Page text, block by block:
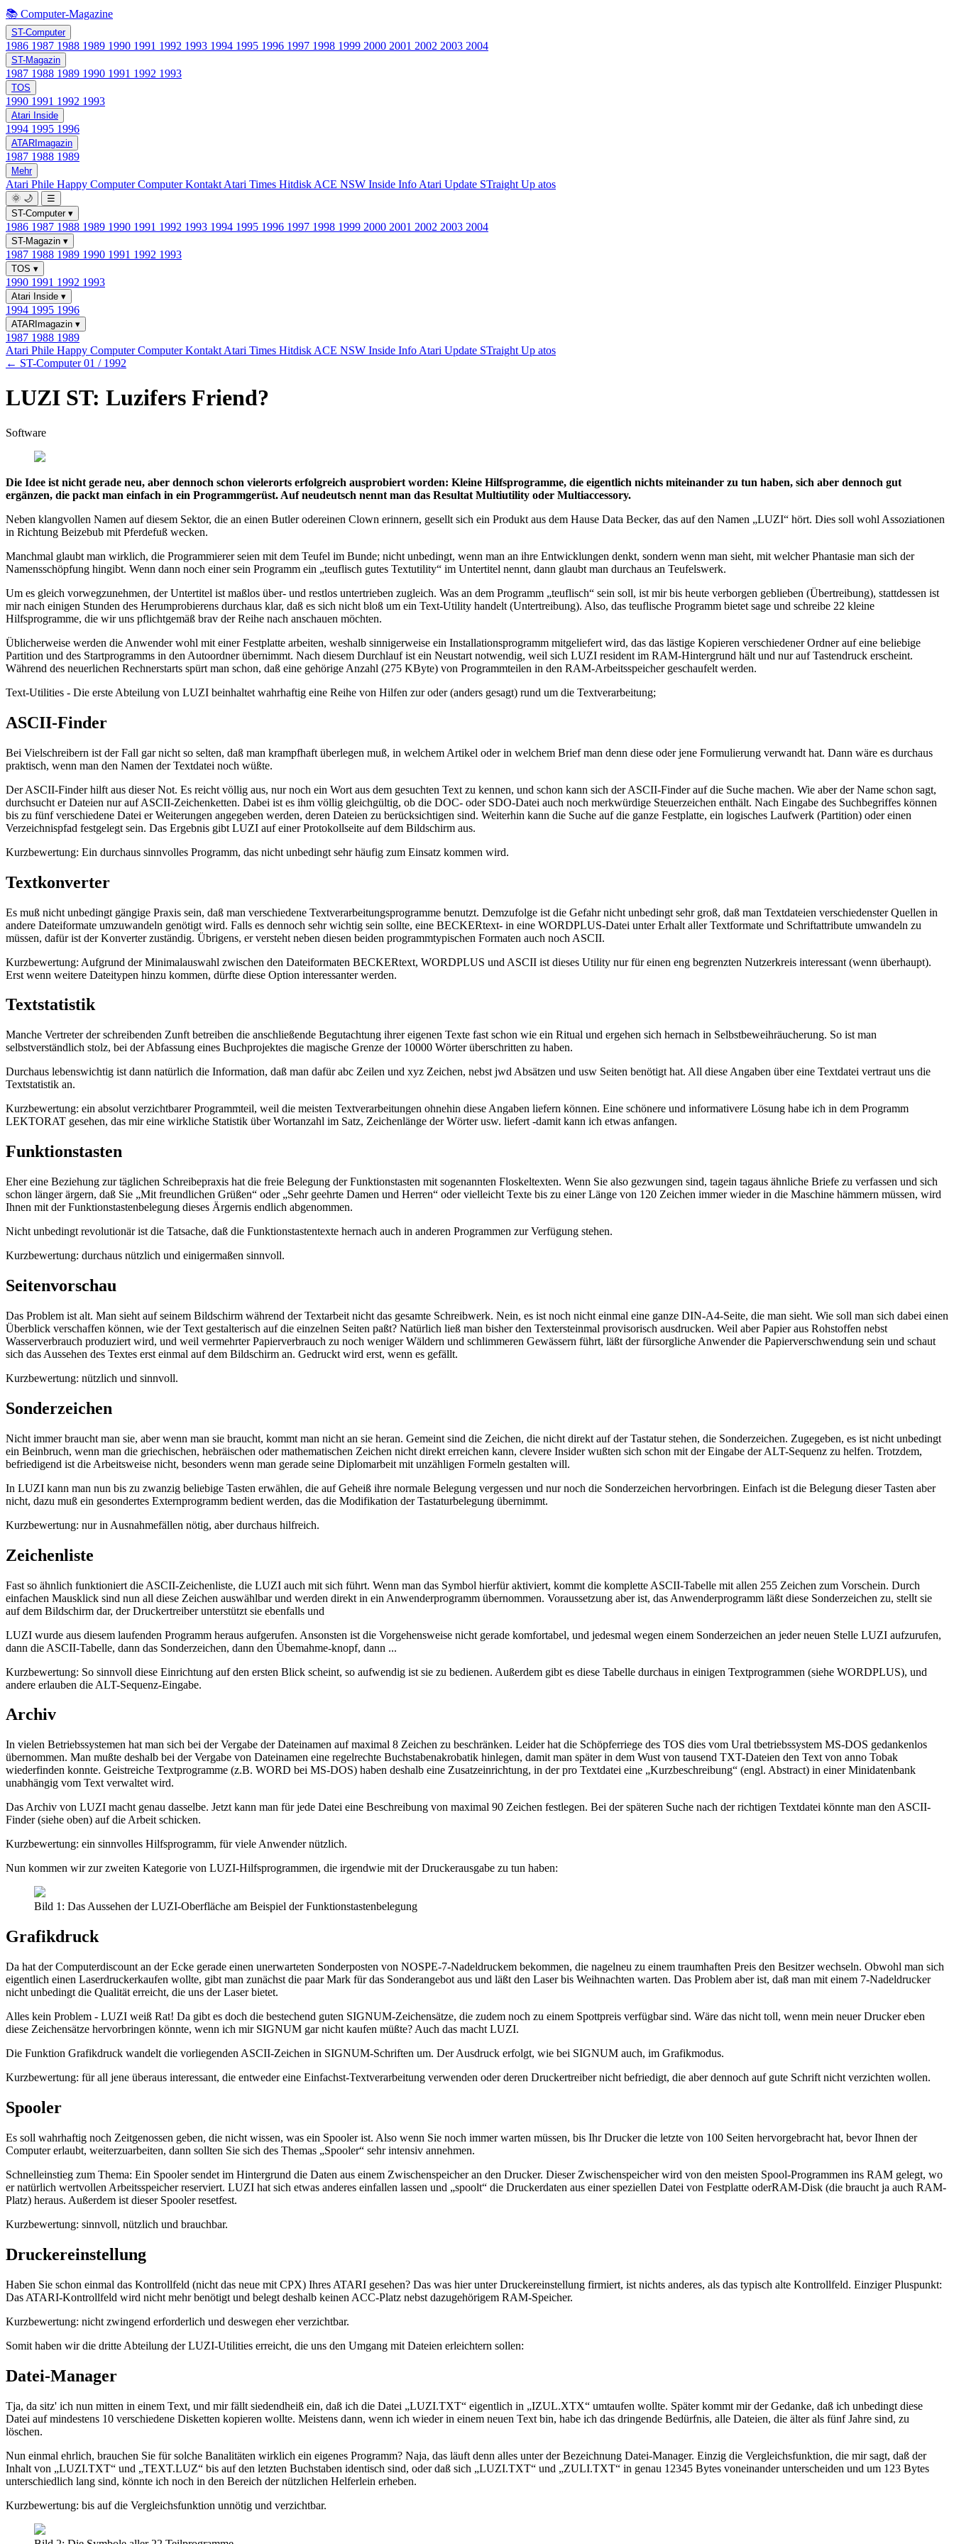
📚 Computer-Magazine
ST-Computer
1986 1987 1988 1989 1990 1991 1992 1993 1994 1995 1996 1997 1998 1999 2000 2001 2002 2003 2004
ST-Magazin
1987 1988 1989 1990 1991 1992 1993
TOS
1990 1991 1992 1993
Atari Inside
1994 1995 1996
ATARImagazin
1987 1988 1989
Mehr
Atari Phile Happy ComputerComputer Kontakt Atari Times Hitdisk ACE NSW Inside Info Atari Update STraight Up atos
🌞 🌙
☰
ST-Computer ▾
1986 1987 1988 1989 1990 1991 1992 1993 1994 1995 1996 1997 1998 1999 2000 2001 2002 2003 2004
ST-Magazin ▾
1987 1988 1989 1990 1991 1992 1993
TOS ▾
1990 1991 1992 1993
Atari Inside ▾
1994 1995 1996
ATARImagazin ▾
1987 1988 1989
Atari Phile Happy ComputerComputer Kontakt Atari Times Hitdisk ACE NSW Inside Info Atari Update STraight Up atos
← ST-Computer 01 / 1992
LUZI ST: Luzifers Friend?
Software
Die Idee ist nicht gerade neu, aber dennoch schon vielerorts erfolgreich ausprobiert worden: Kleine Hilfsprogramme, die eigentlich nichts miteinander zu tun haben, sich aber dennoch gut
ergänzen, die packt man einfach in ein Programmgerüst. Auf neudeutsch nennt man das Resultat Multiutility oder Multiaccessory.
Neben klangvollen Namen auf diesem Sektor, die an einen Butler odereinen Clown erinnern, gesellt sich ein Produkt aus dem Hause Data Becker, das auf den Namen „LUZI“ hört. Dies soll wohl Assoziationen
in Richtung Beizebub mit Pferdefuß wecken.
Manchmal glaubt man wirklich, die Programmierer seien mit dem Teufel im Bunde; nicht unbedingt, wenn man an ihre Entwicklungen denkt, sondern wenn man sieht, mit welcher Phantasie man sich der
Namensschöpfung hingibt. Wenn dann noch einer sein Programm ein „teuflisch gutes Textutility“ im Untertitel nennt, dann glaubt man durchaus an Teufelswerk.
Um es gleich vorwegzunehmen, der Untertitel ist maßlos über- und restlos untertrieben zugleich. Was an dem Programm „teuflisch“ sein soll, ist mir bis heute verborgen geblieben (Übertreibung), stattdessen ist
mir nach einigen Stunden des Herumprobierens durchaus klar, daß es sich nicht bloß um ein Text-Utility handelt (Untertreibung). Also, das teuflische Programm bietet sage und schreibe 22 kleine
Hilfsprogramme, die wir uns pflichtgemäß brav der Reihe nach anschauen möchten.
Üblicherweise werden die Anwender wohl mit einer Festplatte arbeiten, weshalb sinnigerweise ein Installationsprogramm mitgeliefert wird, das das lästige Kopieren verschiedener Ordner auf eine beliebige
Partition und des Startprogramms in den Autoordner übernimmt. Nach diesem Durchlauf ist ein Neustart notwendig, weil sich LUZI resident im RAM-Hintergrund hält und nur auf Tastendruck erscheint.
Während des neuerlichen Rechnerstarts spürt man schon, daß eine gehörige Anzahl (275 KByte) von Programmteilen in den RAM-Arbeitsspeicher geschaufelt werden.
Text-Utilities - Die erste Abteilung von LUZI beinhaltet wahrhaftig eine Reihe von Hilfen zur oder (anders gesagt) rund um die Textverarbeitung;
ASCII-Finder
Bei Vielschreibern ist der Fall gar nicht so selten, daß man krampfhaft überlegen muß, in welchem Artikel oder in welchem Brief man denn diese oder jene Formulierung verwandt hat. Dann wäre es durchaus
praktisch, wenn man den Namen der Textdatei noch wüßte.
Der ASCII-Finder hilft aus dieser Not. Es reicht völlig aus, nur noch ein Wort aus dem gesuchten Text zu kennen, und schon kann sich der ASCII-Finder auf die Suche machen. Wie aber der Name schon sagt,
durchsucht er Dateien nur auf ASCII-Zeichenketten. Dabei ist es ihm völlig gleichgültig, ob die DOC- oder SDO-Datei auch noch merkwürdige Steuerzeichen enthält. Nach Eingabe des Suchbegriffes können
bis zu fünf verschiedene Datei er Weiterungen angegeben werden, deren Dateien zu berücksichtigen sind. Weiterhin kann die Suche auf die ganze Festplatte, ein logisches Laufwerk (Partition) oder einen
Verzeichnispfad festgelegt sein. Das Ergebnis gibt LUZI auf einer Protokollseite auf dem Bildschirm aus.
Kurzbewertung: Ein durchaus sinnvolles Programm, das nicht unbedingt sehr häufig zum Einsatz kommen wird.
Textkonverter
Es muß nicht unbedingt gängige Praxis sein, daß man verschiedene Textverarbeitungsprogramme benutzt. Demzufolge ist die Gefahr nicht unbedingt sehr groß, daß man Textdateien verschiedenster Quellen in
andere Dateiformate umzuwandeln genötigt wird. Falls es dennoch sehr wichtig sein sollte, eine BECKERtext- in eine WORDPLUS-Datei unter Erhalt aller Textformate und Schriftattribute umwandeln zu
müssen, dafür ist der Konverter zuständig. Übrigens, er versteht neben diesen beiden programmtypischen Formaten auch noch ASCII.
Kurzbewertung: Aufgrund der Minimalauswahl zwischen den Dateiformaten BECKERtext, WORDPLUS und ASCII ist dieses Utility nur für einen eng begrenzten Nutzerkreis interessant (wenn überhaupt).
Erst wenn weitere Dateitypen hinzu kommen, dürfte diese Option interessanter werden.
Textstatistik
Manche Vertreter der schreibenden Zunft betreiben die anschließende Begutachtung ihrer eigenen Texte fast schon wie ein Ritual und ergehen sich hernach in Selbstbeweihräucherung. So ist man
selbstverständlich stolz, bei der Abfassung eines Buchprojektes die magische Grenze der 10000 Wörter überschritten zu haben.
Durchaus lebenswichtig ist dann natürlich die Information, daß man dafür abc Zeilen und xyz Zeichen, nebst jwd Absätzen und usw Seiten benötigt hat. All diese Angaben über eine Textdatei vertraut uns die
Textstatistik an.
Kurzbewertung: ein absolut verzichtbarer Programmteil, weil die meisten Textverarbeitungen ohnehin diese Angaben liefern können. Eine schönere und informativere Lösung habe ich in dem Programm
LEKTORAT gesehen, das mir eine wirkliche Statistik über Wortanzahl im Satz, Zeichenlänge der Wörter usw. liefert -damit kann ich etwas anfangen.
Funktionstasten
Eher eine Beziehung zur täglichen Schreibepraxis hat die freie Belegung der Funktionstasten mit sogenannten Floskeltexten. Wenn Sie also gezwungen sind, tagein tagaus ähnliche Briefe zu verfassen und sich
schon länger ärgern, daß Sie „Mit freundlichen Grüßen“ oder „Sehr geehrte Damen und Herren“ oder vielleicht Texte bis zu einer Länge von 120 Zeichen immer wieder in die Maschine hämmern müssen, wird
Ihnen mit der Funktionstastenbelegung dieses Ärgernis endlich abgenommen.
Nicht unbedingt revolutionär ist die Tatsache, daß die Funktionstastentexte hernach auch in anderen Programmen zur Verfügung stehen.
Kurzbewertung: durchaus nützlich und einigermaßen sinnvoll.
Seitenvorschau
Das Problem ist alt. Man sieht auf seinem Bildschirm während der Textarbeit nicht das gesamte Schreibwerk. Nein, es ist noch nicht einmal eine ganze DIN-A4-Seite, die man sieht. Wie soll man sich dabei einen
Überblick verschaffen können, wie der Text gestalterisch auf die einzelnen Seiten paßt? Natürlich ließ man bisher den Textersteinmal provisorisch ausdrucken. Weil aber Papier aus Rohstoffen nebst
Wasserverbrauch produziert wird, und weil vermehrter Papierverbrauch zu noch weniger Wäldern und schlimmeren Gewässern führt, läßt der fürsorgliche Anwender die Papierverschwendung sein und schaut
sich das Aussehen des Textes erst einmal auf dem Bildschirm an. Gedruckt wird erst, wenn es gefällt.
Kurzbewertung: nützlich und sinnvoll.
Sonderzeichen
Nicht immer braucht man sie, aber wenn man sie braucht, kommt man nicht an sie heran. Gemeint sind die Zeichen, die nicht direkt auf der Tastatur stehen, die Sonderzeichen. Zugegeben, es ist nicht unbedingt
ein Beinbruch, wenn man die griechischen, hebräischen oder mathematischen Zeichen nicht direkt erreichen kann, clevere Insider wußten sich schon mit der Eingabe der ALT-Sequenz zu helfen. Trotzdem,
befriedigend ist die Arbeitsweise nicht, besonders wenn man gerade seine Diplomarbeit mit unzähligen Formeln gestalten will.
In LUZI kann man nun bis zu zwanzig beliebige Tasten erwählen, die auf Geheiß ihre normale Belegung vergessen und nur noch die Sonderzeichen hervorbringen. Einfach ist die Belegung dieser Tasten aber
nicht, dazu muß ein gesondertes Externprogramm bedient werden, das die Modifikation der Tastaturbelegung übernimmt.
Kurzbewertung: nur in Ausnahmefällen nötig, aber durchaus hilfreich.
Zeichenliste
Fast so ähnlich funktioniert die ASCII-Zeichenliste, die LUZI auch mit sich führt. Wenn man das Symbol hierfür aktiviert, kommt die komplette ASCII-Tabelle mit allen 255 Zeichen zum Vorschein. Durch
einfachen Mausklick sind nun all diese Zeichen auswählbar und werden direkt in ein Anwenderprogramm übernommen. Voraussetzung aber ist, das Anwenderprogramm läßt diese Sonderzeichen zu, stellt sie
auf dem Bildschirm dar, der Druckertreiber unterstützt sie ebenfalls und
LUZI wurde aus diesem laufenden Programm heraus aufgerufen. Ansonsten ist die Vorgehensweise nicht gerade komfortabel, und jedesmal wegen einem Sonderzeichen an jeder neuen Stelle LUZI aufzurufen,
dann die ASCII-Tabelle, dann das Sonderzeichen, dann den Übemahme-knopf, dann ...
Kurzbewertung: So sinnvoll diese Einrichtung auf den ersten Blick scheint, so aufwendig ist sie zu bedienen. Außerdem gibt es diese Tabelle durchaus in einigen Textprogrammen (siehe WORDPLUS), und
andere erlauben die ALT-Sequenz-Eingabe.
Archiv
In vielen Betriebssystemen hat man sich bei der Vergabe der Dateinamen auf maximal 8 Zeichen zu beschränken. Leider hat die Schöpferriege des TOS dies vom Ural tbetriebssystem MS-DOS gedankenlos
übernommen. Man mußte deshalb bei der Vergabe von Dateinamen eine regelrechte Buchstabenakrobatik hinlegen, damit man später in dem Wust von tausend TXT-Dateien den Text von anno Tobak
wiederfinden konnte. Geistreiche Textprogramme (z.B. WORD bei MS-DOS) haben deshalb eine Zusatzeinrichtung, in der pro Textdatei eine „Kurzbeschreibung“ (engl. Abstract) in einer Minidatenbank
unabhängig vom Text verwaltet wird.
Das Archiv von LUZI macht genau dasselbe. Jetzt kann man für jede Datei eine Beschreibung von maximal 90 Zeichen festlegen. Bei der späteren Suche nach der richtigen Textdatei könnte man den ASCII-
Finder (siehe oben) auf die Arbeit schicken.
Kurzbewertung: ein sinnvolles Hilfsprogramm, für viele Anwender nützlich.
Nun kommen wir zur zweiten Kategorie von LUZI-Hilfsprogrammen, die irgendwie mit der Druckerausgabe zu tun haben:
Bild 1: Das Aussehen der LUZI-Oberfläche am Beispiel der Funktionstastenbelegung
Grafikdruck
Da hat der Computerdiscount an der Ecke gerade einen unerwarteten Sonderposten von NOSPE-7-Nadeldruckem bekommen, die nagelneu zu einem traumhaften Preis den Besitzer wechseln. Obwohl man sich
eigentlich einen Laserdruckerkaufen wollte, gibt man zunächst die paar Mark für das Sonderangebot aus und läßt den Laser bis Weihnachten warten. Das Problem aber ist, daß man mit einem 7-Nadeldrucker
nicht unbedingt die Qualität erreicht, die uns der Laser bietet.
Alles kein Problem - LUZI weiß Rat! Da gibt es doch die bestechend guten SIGNUM-Zeichensätze, die zudem noch zu einem Spottpreis verfügbar sind. Wäre das nicht toll, wenn mein neuer Drucker eben
diese Zeichensätze hervorbringen könnte, wenn ich mir SIGNUM gar nicht kaufen müßte? Auch das macht LUZI.
Die Funktion Grafikdruck wandelt die vorliegenden ASCII-Zeichen in SIGNUM-Schriften um. Der Ausdruck erfolgt, wie bei SIGNUM auch, im Grafikmodus.
Kurzbewertung: für all jene überaus interessant, die entweder eine Einfachst-Textverarbeitung verwenden oder deren Druckertreiber nicht befriedigt, die aber dennoch auf gute Schrift nicht verzichten wollen.
Spooler
Es soll wahrhaftig noch Zeitgenossen geben, die nicht wissen, was ein Spooler ist. Also wenn Sie noch immer warten müssen, bis Ihr Drucker die letzte von 100 Seiten hervorgebracht hat, bevor Ihnen der
Computer erlaubt, weiterzuarbeiten, dann sollten Sie sich des Themas „Spooler“ sehr intensiv annehmen.
Schnelleinstieg zum Thema: Ein Spooler sendet im Hintergrund die Daten aus einem Zwischenspeicher an den Drucker. Dieser Zwischenspeicher wird von den meisten Spool-Programmen ins RAM gelegt, wo
er natürlich wertvollen Arbeitsspeicher reserviert. LUZI hat sich etwas anderes einfallen lassen und „spoolt“ die Druckerdaten aus einer speziellen Datei von Festplatte oderRAM-Disk (die braucht ja auch RAM-
Platz) heraus. Außerdem ist dieser Spooler resetfest.
Kurzbewertung: sinnvoll, nützlich und brauchbar.
Druckereinstellung
Haben Sie schon einmal das Kontrollfeld (nicht das neue mit CPX) Ihres ATARI gesehen? Das was hier unter Druckereinstellung firmiert, ist nichts anderes, als das typisch alte Kontrollfeld. Einziger Pluspunkt:
Das ATARI-Kontrollfeld wird nicht mehr benötigt und belegt deshalb keinen ACC-Platz nebst dazugehörigem RAM-Speicher.
Kurzbewertung: nicht zwingend erforderlich und deswegen eher verzichtbar.
Somit haben wir die dritte Abteilung der LUZI-Utilities erreicht, die uns den Umgang mit Dateien erleichtern sollen:
Datei-Manager
Tja, da sitz' ich nun mitten in einem Text, und mir fällt siedendheiß ein, daß ich die Datei „LUZI.TXT“ eigentlich in „IZUL.XTX“ umtaufen wollte. Später kommt mir der Gedanke, daß ich unbedingt diese
Datei auf mindestens 10 verschiedene Disketten kopieren wollte. Meistens dann, wenn ich wieder in einem neuen Text bin, habe ich das dringende Bedürfnis, alle Dateien, die älter als fünf Jahre sind, zu
löschen.
Nun einmal ehrlich, brauchen Sie für solche Banalitäten wirklich ein eigenes Programm? Naja, das läuft denn alles unter der Bezeichnung Datei-Manager. Einzig die Vergleichsfunktion, die mir sagt, daß der
Inhalt von „LUZI.TXT“ und „TEXT.LUZ“ bis auf den letzten Buchstaben identisch sind, oder daß sich „LUZI.TXT“ und „ZULI.TXT“ in genau 12345 Bytes voneinander unterscheiden und um 123 Bytes
unterschiedlich lang sind, könnte ich noch in den Bereich der nützlichen Helferlein erheben.
Kurzbewertung: bis auf die Vergleichsfunktion unnötig und verzichtbar.